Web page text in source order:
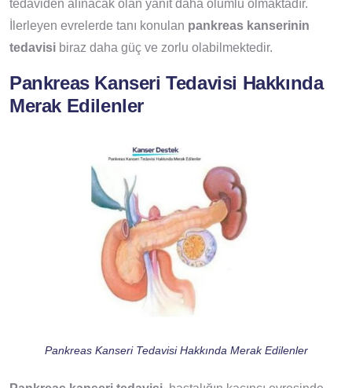
tedaviden alınacak olan yanıt daha olumlu olmaktadır.
İlerleyen evrelerde tanı konulan pankreas kanserinin
tedavisi biraz daha güç ve zorlu olabilmektedir.
Pankreas Kanseri Tedavisi Hakkında
Merak Edilenler
Pankreas Kanseri Tedavisi Hakkında Merak Edilenler